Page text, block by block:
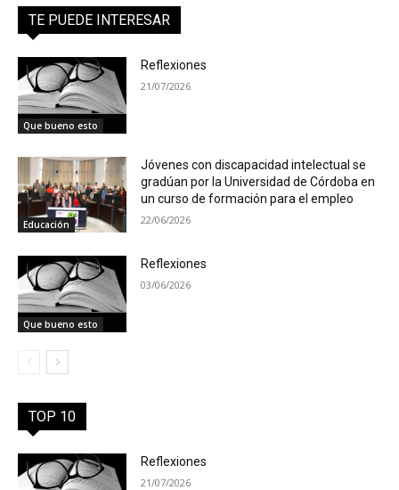
TE PUEDE INTERESAR
Que bueno esto
Reflexiones
21/07/2026
Educación
Jóvenes con discapacidad intelectual se
gradúan por la Universidad de Córdoba en
un curso de formación para el empleo
22/06/2026
Que bueno esto
Reflexiones
03/06/2026
TOP 10
Reflexiones
21/07/2026